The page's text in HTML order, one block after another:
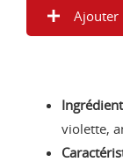
Ajouter
violette,